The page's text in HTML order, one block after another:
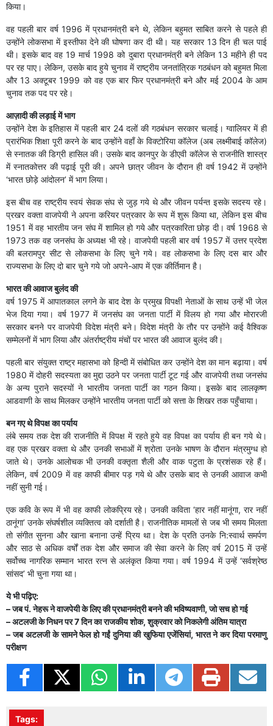
किया।
वह पहली बार वर्ष 1996 में प्रधानमंत्री बने थे, लेकिन बहुमत साबित करने से पहले ही
उन्होंने लोकसभा में इस्तीफा देने की घोषणा कर दी थी। यह सरकार 13 दिन ही चल पाई
थी। इसके बाद वह 19 मार्च 1998 को दुबारा प्रधानमंत्री बने लेकिन 13 महीने ही पद
पर रह पाए। लेकिन, उसके बाद हुये चुनाव में राष्ट्रीय जनतांत्रिक गठबंधन को बहुमत मिला
और 13 अक्टूबर 1999 को वह एक बार फिर प्रधानमंत्री बने और मई 2004 के आम
चुनाव तक पद पर रहे।
आज़ादी की लड़ाई में भाग
उन्होंने देश के इतिहास में पहली बार 24 दलों की गठबंधन सरकार चलाई। ग्वालियर में ही
प्रारंभिक शिक्षा पूरी करने के बाद उन्होंने वहाँ के विक्टोरिया कॉलेज (अब लक्ष्मीबाई कॉलेज)
से स्नातक की डिग्री हासिल की। उसके बाद कानपुर के डीएवी कॉलेज से राजनीति शास्त्र
में स्नातकोत्तर की पढ़ाई पूरी की। अपने छात्र जीवन के दौरान ही वर्ष 1942 में उन्होंने
‘भारत छोड़े आंदोलन’ में भाग लिया।
इस बीच वह राष्ट्रीय स्वयं सेवक संघ से जुड़ गये थे और जीवन पर्यन्त इसके सदस्य रहे।
प्रखर वक्ता वाजपेयी ने अपना करियर पत्रकार के रूप में शुरू किया था, लेकिन इस बीच
1951 में वह भारतीय जन संघ में शामिल हो गये और पत्रकारिता छोड़ दी। वर्ष 1968 से
1973 तक वह जनसंघ के अध्यक्ष भी रहे। वाजपेयी पहली बार वर्ष 1957 में उत्तर प्रदेश
की बलरामपुर सीट से लोकसभा के लिए चुने गये। वह लोकसभा के लिए दस बार और
राज्यसभा के लिए दो बार चुने गये जो अपने-आप में एक कीर्तिमान है।
भारत की आवाज बुलंद की
वर्ष 1975 में आपातकाल लगने के बाद देश के प्रमुख विपक्षी नेताओं के साथ उन्हें भी जेल
भेज दिया गया। वर्ष 1977 में जनसंघ का जनता पार्टी में विलय हो गया और मोरारजी
सरकार बनने पर वाजपेयी विदेश मंत्री बने। विदेश मंत्री के तौर पर उन्होंने कई वैश्विक
सम्मेलनों में भाग लिया और अंतर्राष्ट्रीय मंचों पर भारत की आवाज बुलंद की।
पहली बार संयुक्त राष्ट्र महासभा को हिन्दी में संबोधित कर उन्होंने देश का मान बढ़ाया। वर्ष
1980 में दोहरी सदस्यता का मुद्दा उठने पर जनता पार्टी टूट गई और वाजपेयी तथा जनसंघ
के अन्य पुराने सदस्यों ने भारतीय जनता पार्टी का गठन किया। इसके बाद लालकृष्ण
आडवाणी के साथ मिलकर उन्होंने भारतीय जनता पार्टी को सत्ता के शिखर तक पहुँचाया।
बन गए ​थे विपक्ष का पर्याय
लंबे समय तक देश की राजनीति में विपक्ष में रहते हुये वह विपक्ष का पर्याय ही बन गये थे।
वह एक प्रखर वक्ता थे और उनकी सभाओं में श्रोता उनके भाषण के दौरान मंत्रमुग्ध हो
जाते थे। उनके आलोचक भी उनकी वक्तृता शैली और वाक पटुता के प्रशंसक रहे हैं।
लेकिन, वर्ष 2009 में वह काफी बीमार पड़ गये थे और उसके बाद से उनकी आवाज कभी
नहीं सुनी गई।
एक कवि के रूप में भी वह काफी लोकप्रिय रहे। उनकी कविता ‘हार नहीं मानूंगा, रार नहीं
ठानूंगा’ उनके संघर्षशील व्यक्तित्व को दर्शाती है। राजनीतिक मामलों से जब भी समय मिलता
तो संगीत सुनना और खाना बनाना उन्हें प्रिय था। देश के प्रति उनके नि:स्वार्थ समर्पण
और साठ से अधिक वर्षों तक देश और समाज की सेवा करने के लिए वर्ष 2015 में उन्हें
सर्वोच्च नागरिक सम्मान भारत रत्न से अलंकृत किया गया। वर्ष 1994 में उन्हें ‘सर्वश्रेष्ठ
सांसद’ भी चुना गया था।
ये भी पढ़िए:
–जब पं. नेहरू ने वाजपेयी के लिए की प्रधानमंत्री बनने की भविष्यवाणी, जो सच हो गई
– अटलजी के निधन पर 7 दिन का राजकीय शोक, शुक्रवार को निकलेगी अंतिम यात्रा
– जब अटलजी के सामने फेल हो गईं दुनिया की खुफिया एजेंसियां, भारत ने कर दिया परमाणु
परीक्षण
Tags: